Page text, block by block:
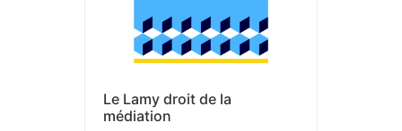
Le Lamy droit de la
médiation